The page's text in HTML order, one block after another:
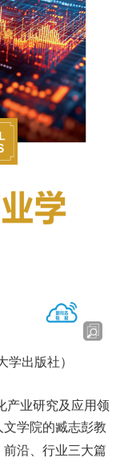
学出版社）
产业研究及应用领
学院的臧志彭教
沿、行业三大篇